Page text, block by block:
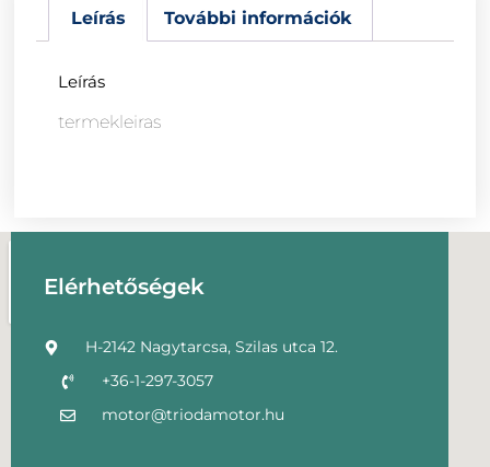
Leírás További információk
Leírás
termekleiras
Elérhetőségek
H-2142 Nagytarcsa, Szilas utca 12.
+36-1-297-3057
motor@triodamotor.hu